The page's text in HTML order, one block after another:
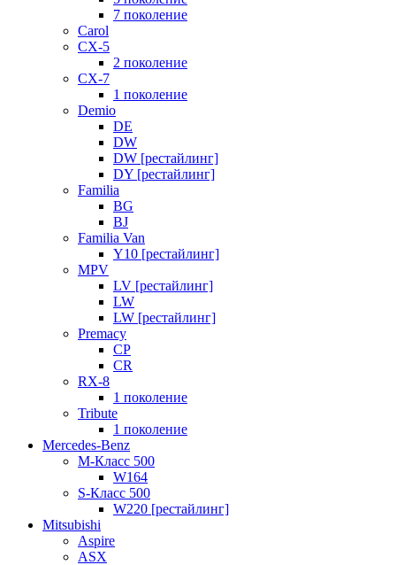
7 поколение
Carol
CX-5
2 поколение
CX-7
1 поколение
Demio
DE
DW
DW [рестайлинг]
DY [рестайлинг]
Familia
BG
BJ
Familia Van
Y10 [рестайлинг]
MPV
LV [рестайлинг]
LW
LW [рестайлинг]
Premacy
CP
CR
RX-8
1 поколение
Tribute
1 поколение
Mercedes-Benz
M-Класс 500
W164
S-Класс 500
W220 [рестайлинг]
Mitsubishi
Aspire
ASX